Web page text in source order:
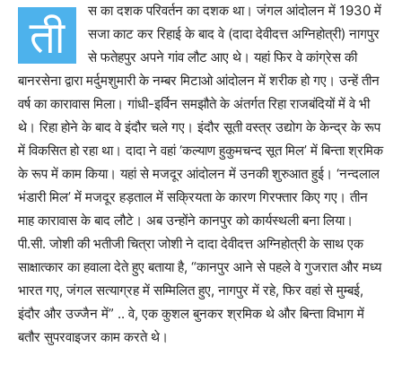
ती
स का दशक परिवर्तन का दशक था। जंगल आंदोलन में 1930 में
सजा काट कर रिहाई के बाद वे (दादा देवीदत्त अग्निहोत्री) नागपुर
से फतेहपुर अपने गांव लौट आए थे। यहां फिर वे कांग्रेस की
बानरसेना द्वारा मर्दुमशुमारी के नम्बर मिटाओ आंदोलन में शरीक हो गए। उन्हें तीन
वर्ष का कारावास मिला। गांधी-इर्विन समझौते के अंतर्गत रिहा राजबंदियों में वे भी
थे। रिहा होने के बाद वे इंदौर चले गए। इंदौर सूती वस्त्र उद्योग के केन्द्र के रूप
में विकसित हो रहा था। दादा ने वहां ‘कल्याण हुकुमचन्द सूत मिल’ में बिन्ता श्रमिक
के रूप में काम किया। यहां से मजदूर आंदोलन में उनकी शुरुआत हुई। ‘नन्दलाल
भंडारी मिल’ में मजदूर हड़ताल में सक्रियता के कारण गिरफ्तार किए गए। तीन
माह कारावास के बाद लौटे। अब उन्होंने कानपुर को कार्यस्थली बना लिया।
पी.सी. जोशी की भतीजी चित्रा जोशी ने दादा देवीदत्त अग्निहोत्री के साथ एक
साक्षात्कार का हवाला देते हुए बताया है, “कानपुर आने से पहले वे गुजरात और मध्य
भारत गए, जंगल सत्याग्रह में सम्मिलित हुए, नागपुर में रहे, फिर वहां से मुम्बई,
इंदौर और उज्जैन में” .. वे, एक कुशल बुनकर श्रमिक थे और बिन्ता विभाग में
बतौर सुपरवाइजर काम करते थे।